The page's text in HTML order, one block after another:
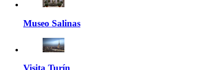
Museo Salinas